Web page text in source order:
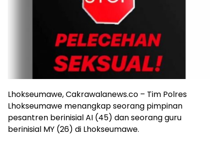
Lhokseumawe, Cakrawalanews.co – Tim Polres
Lhokseumawe menangkap seorang pimpinan
pesantren berinisial AI (45) dan seorang guru
berinisial MY (26) di Lhokseumawe.